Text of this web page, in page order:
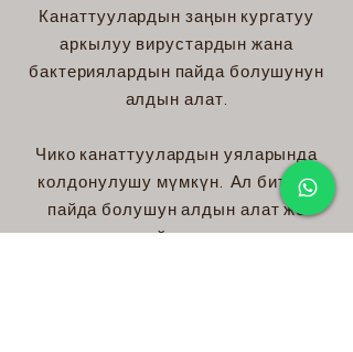
Канаттуулардын заңын кургатуу
аркылуу вирустардын жана
бактериялардын пайда болушунун
алдын алат.
Чико канаттуулардын уяларында
колдонулушу мүмкүн. Ал биттин
пайда болушун алдын алат же
жайлатат.